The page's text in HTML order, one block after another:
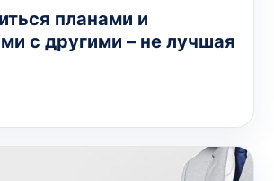
планами и
с другими – не лучшая